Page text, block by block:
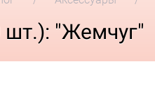
шт.): "Жемчуг"